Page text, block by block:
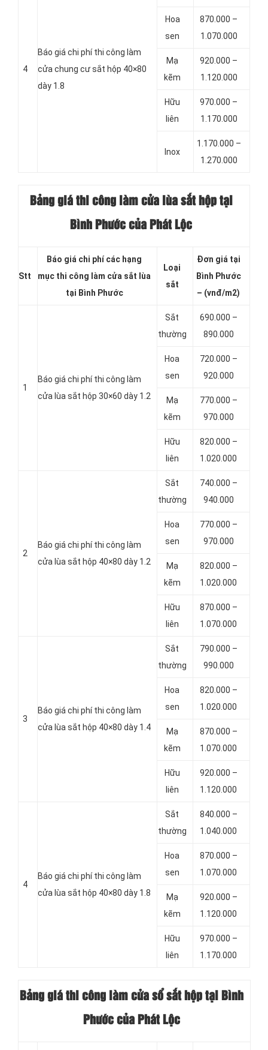
4
Báo giá chi phí thi công làm
cửa chung cư sắt hộp 40×80
dày 1.8
Hoa
sen
870.000 –
1.070.000
Mạ
kẽm
920.000 –
1.120.000
Hữu
liên
970.000 –
1.170.000
Inox
1.170.000 –
1.270.000
Bảng giá thi công làm cửa lùa sắt hộp tại
Bình Phước của Phát Lộc
Stt
Báo giá chi phí các hạng
mục thi công làm cửa sắt lùa
tại Bình Phước
Loại
sắt
Đơn giá tại
Bình Phước
– (vnđ/m2)
1
Báo giá chi phí thi công làm
cửa lùa sắt hộp 30×60 dày 1.2
Sắt
thường
690.000 –
890.000
Hoa
sen
720.000 –
920.000
Mạ
kẽm
770.000 –
970.000
Hữu
liên
820.000 –
1.020.000
2
Báo giá chi phí thi công làm
cửa lùa sắt hộp 40×80 dày 1.2
Sắt
thường
740.000 –
940.000
Hoa
sen
770.000 –
970.000
Mạ
kẽm
820.000 –
1.020.000
Hữu
liên
870.000 –
1.070.000
3
Báo giá chi phí thi công làm
cửa lùa sắt hộp 40×80 dày 1.4
Sắt
thường
790.000 –
990.000
Hoa
sen
820.000 –
1.020.000
Mạ
kẽm
870.000 –
1.070.000
Hữu
liên
920.000 –
1.120.000
4
Báo giá chi phí thi công làm
cửa lùa sắt hộp 40×80 dày 1.8
Sắt
thường
840.000 –
1.040.000
Hoa
sen
870.000 –
1.070.000
Mạ
kẽm
920.000 –
1.120.000
Hữu
liên
970.000 –
1.170.000
Bảng giá thi công làm cửa sổ sắt hộp tại Bình
Phước của Phát Lộc